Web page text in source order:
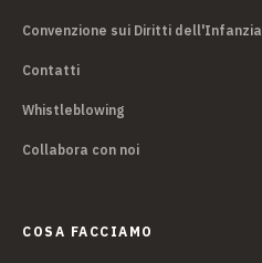
Convenzione sui Diritti dell'Infanzia
Contatti
Whistleblowing
Collabora con noi
COSA FACCIAMO